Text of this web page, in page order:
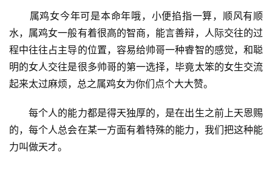
属鸡女今年可是本命年哦，小便掐指一算，顺风有顺
水，属鸡女一般有着很高的智商，能言善辩，人际交往的过
程中往往占主导的位置，容易给帅哥一种睿智的感觉，和聪
明的女人交往是很多帅哥的第一选择，毕竟太笨的女生交流
起来太过麻烦，总之属鸡女为你们点个大大赞。
每个人的能力都是得天独厚的，是在出生之前上天恩赐
的，每个人总会在某一方面有着特殊的能力，我们把这种能
力叫做天才。